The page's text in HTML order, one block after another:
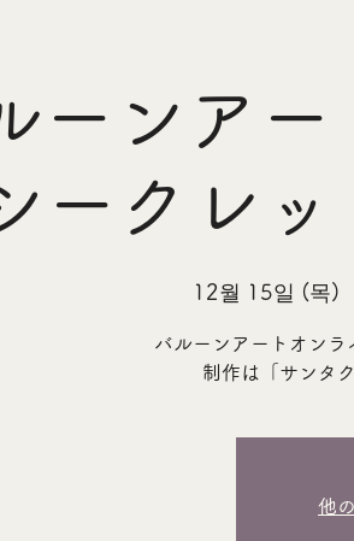
ーンア
ークレ
12월 15일 (목)
バルーンアートオン
制作は「サンタ
他